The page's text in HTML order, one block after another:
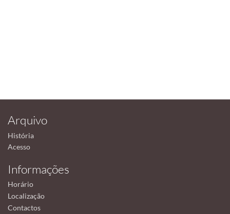
Arquivo
História
Acesso
Informações
Horário
Localização
Contactos